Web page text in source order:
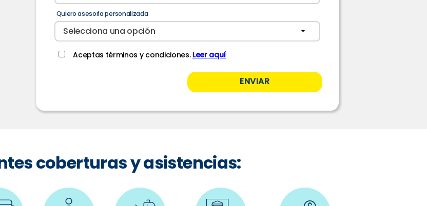
Quiero asesoría personalizada
Aceptas términos y condiciones. Leer aquí
ENVIAR
coberturas y asistencias: